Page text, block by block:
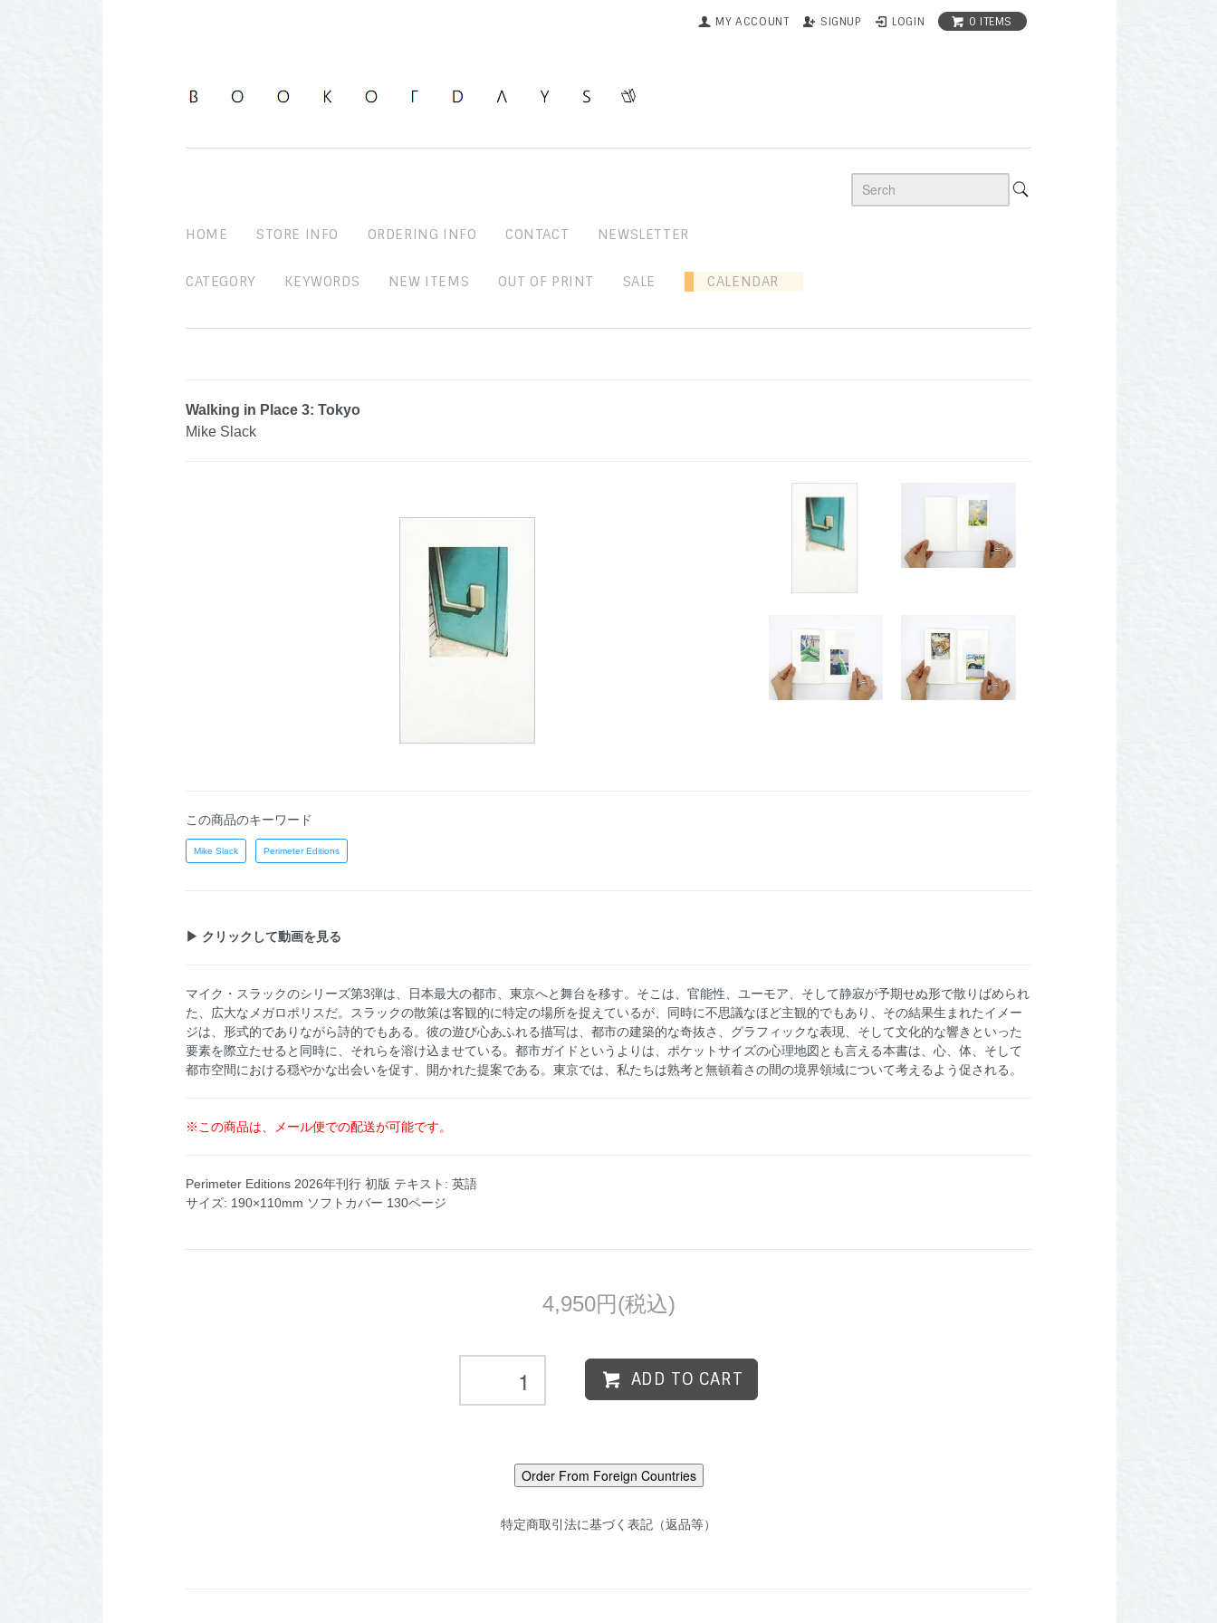
MY ACCOUNT SIGNUP LOGIN 0 ITEMS
HOME STORE INFO ORDERING INFO CONTACT NEWSLETTER
CATEGORY KEYWORDS NEW ITEMS OUT OF PRINT SALE CALENDAR
Walking in Place 3: Tokyo
Mike Slack
この商品のキーワード
Mike Slack Perimeter Editions
▶ クリックして動画を見る
マイク・スラックのシリーズ第3弾は、日本最大の都市、東京へと舞台を移す。そこは、官能性、ユーモア、そして静寂が予期せぬ形で散りばめられ
た、広大なメガロポリスだ。スラックの散策は客観的に特定の場所を捉えているが、同時に不思議なほど主観的でもあり、その結果生まれたイメー
ジは、形式的でありながら詩的でもある。彼の遊び心あふれる描写は、都市の建築的な奇抜さ、グラフィックな表現、そして文化的な響きといった
要素を際立たせると同時に、それらを溶け込ませている。都市ガイドというよりは、ポケットサイズの心理地図とも言える本書は、心、体、そして
都市空間における穏やかな出会いを促す、開かれた提案である。東京では、私たちは熟考と無頓着さの間の境界領域について考えるよう促される。
※この商品は、メール便での配送が可能です。
Perimeter Editions 2026年刊行 初版 テキスト: 英語
サイズ: 190×110mm ソフトカバー 130ページ
4,950円(税込)
ADD TO CART
特定商取引法に基づく表記（返品等）